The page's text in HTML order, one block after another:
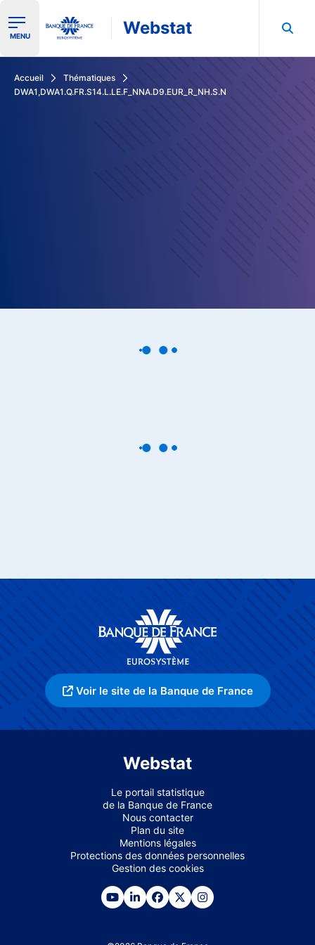
Ouvrir le menu de navigation
MENU Webstat
Accueil
Thématiques
DWA1,DWA1.Q.FR.S14.L.LE.F_NNA.D9.EUR_R_NH.S.N
Voir le site de la Banque de France
Webstat
Le portail statistique
de la Banque de France
Nous contacter
Plan du site
Mentions légales
Protections des données personnelles
Gestion des cookies